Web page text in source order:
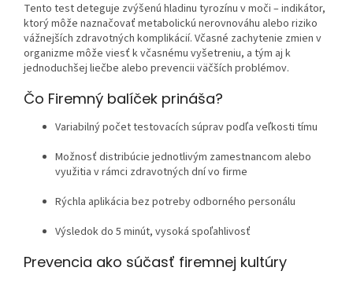
Tento test deteguje zvýšenú hladinu tyrozínu v moči – indikátor,
ktorý môže naznačovať metabolickú nerovnováhu alebo riziko
vážnejších zdravotných komplikácií. Včasné zachytenie zmien v
organizme môže viesť k včasnému vyšetreniu, a tým aj k
jednoduchšej liečbe alebo prevencii väčších problémov.
Čo Firemný balíček prináša?
Variabilný počet testovacích súprav podľa veľkosti tímu
Možnosť distribúcie jednotlivým zamestnancom alebo
využitia v rámci zdravotných dní vo firme
Rýchla aplikácia bez potreby odborného personálu
Výsledok do 5 minút, vysoká spoľahlivosť
Prevencia ako súčasť firemnej kultúry